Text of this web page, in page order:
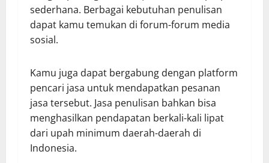
sederhana. Berbagai kebutuhan penulisan
dapat kamu temukan di forum-forum media
sosial.
Kamu juga dapat bergabung dengan platform
pencari jasa untuk mendapatkan pesanan
jasa tersebut. Jasa penulisan bahkan bisa
menghasilkan pendapatan berkali-kali lipat
dari upah minimum daerah-daerah di
Indonesia.